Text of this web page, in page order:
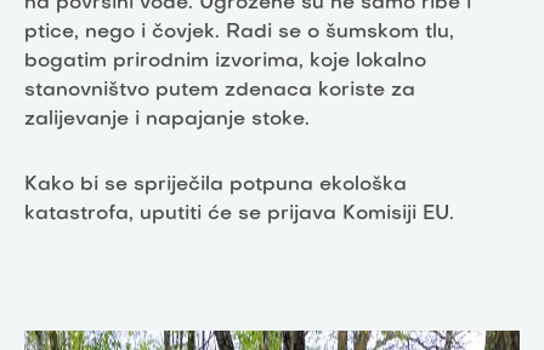
ptice, nego i čovjek. Radi se o šumskom tlu,
bogatim prirodnim izvorima, koje lokalno
stanovništvo putem zdenaca koriste za
zalijevanje i napajanje stoke.
Kako bi se spriječila potpuna ekološka
katastrofa, uputiti će se prijava Komisiji EU.